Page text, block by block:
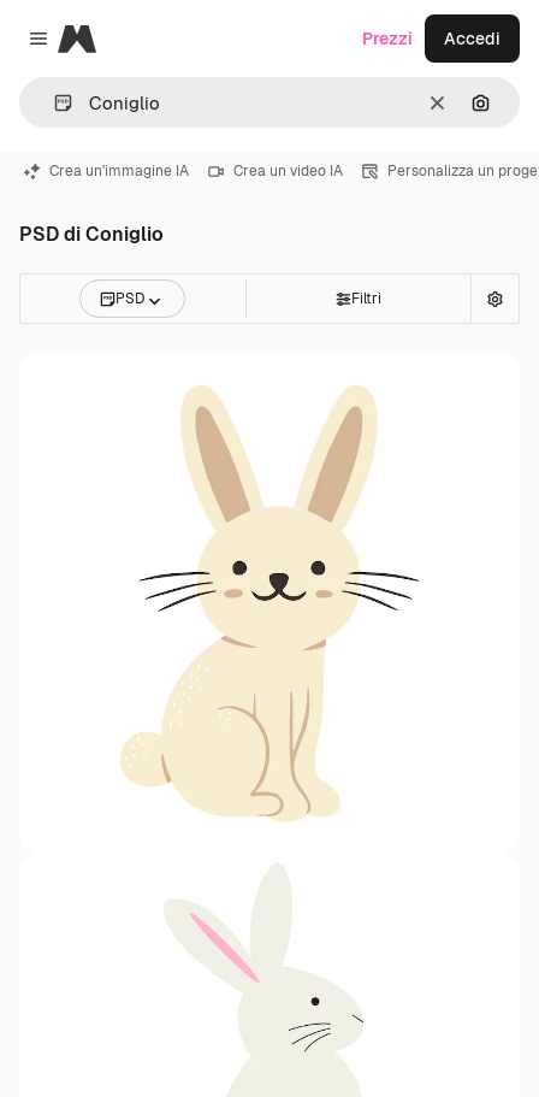
Close menu
Magnific
CancellaCerca
Prezzi Accedi
Crea un'immagine IA Crea un video IA Personalizza un
PSD di Coniglio
PSD Filtri